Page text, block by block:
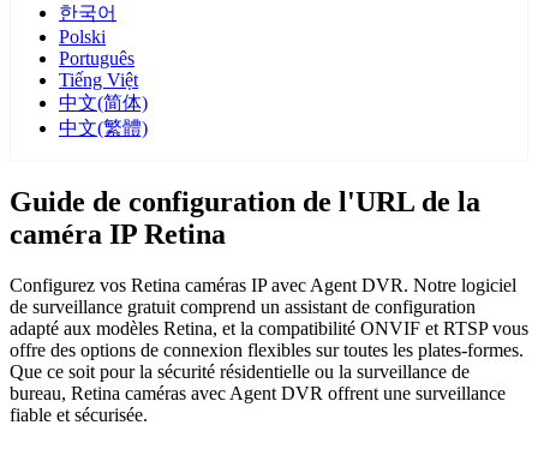
한국어
Polski
Português
Tiếng Việt
中文(简体)
中文(繁體)
Guide de configuration de l'URL de la
caméra IP Retina
Configurez vos Retina caméras IP avec Agent DVR. Notre logiciel
de surveillance gratuit comprend un assistant de configuration
adapté aux modèles Retina, et la compatibilité ONVIF et RTSP vous
offre des options de connexion flexibles sur toutes les plates-formes.
Que ce soit pour la sécurité résidentielle ou la surveillance de
bureau, Retina caméras avec Agent DVR offrent une surveillance
fiable et sécurisée.